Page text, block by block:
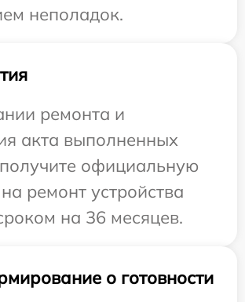
неполадок.
ремонта и
акта выполненных
официальную
ремонт устройства
на 36 месяцев.
о готовности